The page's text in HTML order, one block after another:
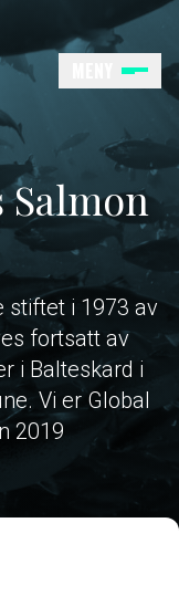
stiftet i 1973 av
fortsatt av
i Balteskard i
Vi er Global
2019